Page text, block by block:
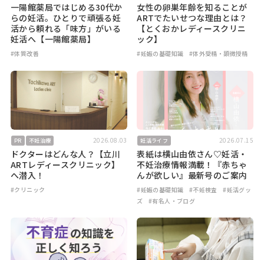
一陽館薬局ではじめる30代か
らの妊活。ひとりで頑張る妊
活から頼れる「味方」がいる
妊活へ【一陽館薬局】
#体質改善
女性の卵巣年齢を知ることが
ARTでたいせつな理由とは？
【とくおかレディースクリニ
ック】
#妊娠の基礎知識 #体外受精・顕微授精
PR 不妊治療 2026.08.03
ドクターはどんな人？【立川
ARTレディースクリニック】
へ潜入！
#クリニック
妊活ライフ 2026.07.15
表紙は横山由依さん♡妊活・
不妊治療情報満載！『赤ちゃ
んが欲しい』最新号のご案内
#妊娠の基礎知識 #不妊検査
#妊活グッ
ズ
#有名人・ブログ